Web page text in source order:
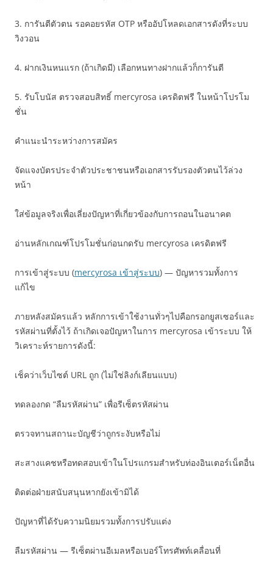
3. การันตีตัวตน รอคอยรหัส OTP หรืออัปโหลดเอกสารดังที่ระบบ
วิงวอน
4. ฝากเงินหนแรก (ถ้าเกิดมี) เลือกหนทางฝากแล้วก็การันตี
5. รับโบนัส ตรวจสอบสิทธิ์ mercyrosa เครดิตฟรี ในหน้าโปรโม
ชั่น
คำแนะนำระหว่างการสมัคร
จัดแจงบัตรประจำตัวประชาชนหรือเอกสารรับรองตัวตนไว้ล่วง
หน้า
ใส่ข้อมูลจริงเพื่อเลี่ยงปัญหาที่เกี่ยวข้องกับการถอนในอนาคต
อ่านหลักเกณฑ์โปรโมชั่นก่อนกดรับ mercyrosa เครดิตฟรี
การเข้าสู่ระบบ (mercyrosa เข้าสู่ระบบ) — ปัญหารวมทั้งการ
แก้ไข
ภายหลังสมัครแล้ว หลักการเข้าใช้งานทั่วๆไปคือกรอกยูสเซอร์และ
รหัสผ่านที่ตั้งไว้ ถ้าเกิดเจอปัญหาในการ mercyrosa เข้าระบบ ให้
วิเคราะห์รายการดังนี้:
เช็คว่าเว็บไซต์ URL ถูก (ไม่ใช่ลิงก์เลียนแบบ)
ทดลองกด “ลืมรหัสผ่าน” เพื่อรีเซ็ตรหัสผ่าน
ตรวจทานสถานะบัญชีว่าถูกระงับหรือไม่
สะสางแคชหรือทดสอบเข้าในโปรแกรมสำหรับท่องอินเตอร์เน็ตอื่น
ติดต่อฝ่ายสนับสนุนหากยังเข้ามิได้
ปัญหาที่ได้รับความนิยมรวมทั้งการปรับแต่ง
ลืมรหัสผ่าน — รีเซ็ตผ่านอีเมลหรือเบอร์โทรศัพท์เคลื่อนที่